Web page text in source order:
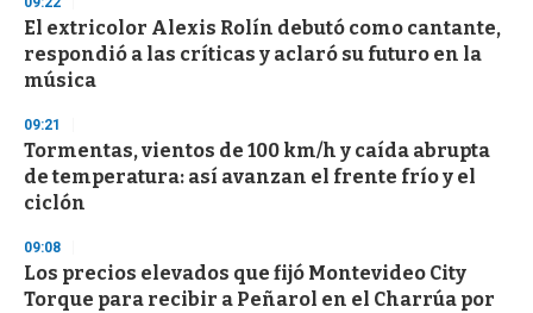
El extricolor Alexis Rolín debutó como cantante,
respondió a las críticas y aclaró su futuro en la
música
09:21
Tormentas, vientos de 100 km/h y caída abrupta
de temperatura: así avanzan el frente frío y el
ciclón
09:08
Los precios elevados que fijó Montevideo City
Torque para recibir a Peñarol en el Charrúa por